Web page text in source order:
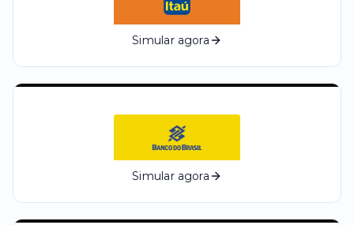
Simular agora
Simular agora